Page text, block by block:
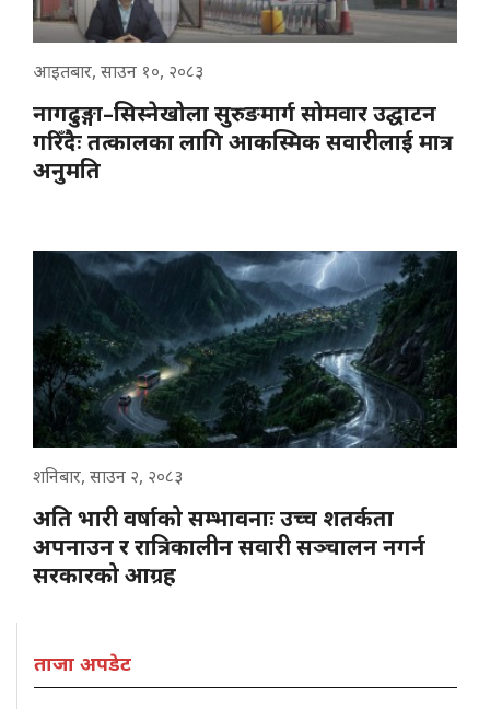
आइतबार, साउन १०, २०८३
नागढुङ्गा–सिस्नेखोला सुरुङमार्ग सोमवार उद्घाटन
गरिँदैः तत्कालका लागि आकस्मिक सवारीलाई मात्र
अनुमति
शनिबार, साउन २, २०८३
अति भारी वर्षाको सम्भावनाः उच्च शतर्कता
अपनाउन र रात्रिकालीन सवारी सञ्चालन नगर्न
सरकारको आग्रह
ताजा अपडेट